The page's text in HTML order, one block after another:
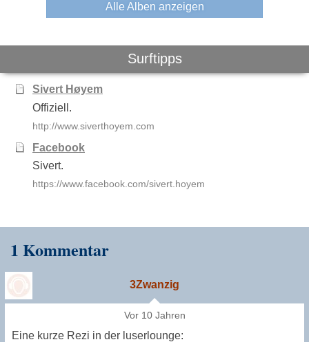
Alle Alben anzeigen
Surftipps
Sivert Høyem
Offiziell.
http://www.siverthoyem.com
Facebook
Sivert.
https://www.facebook.com/sivert.hoyem
1 Kommentar
3Zwanzig
Vor 10 Jahren
Eine kurze Rezi in der luserlounge: